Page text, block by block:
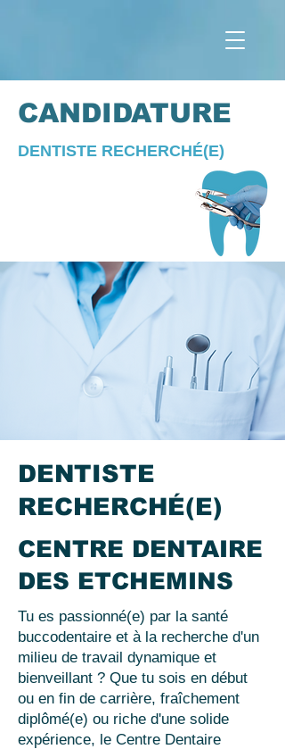
CANDIDATURE
DENTISTE RECHERCHÉ(E)
DENTISTE
RECHERCHÉ(E)
CENTRE DENTAIRE
DES ETCHEMINS
Tu es passionné(e) par la santé
buccodentaire et à la recherche d'un
milieu de travail dynamique et
bienveillant ? Que tu sois en début
ou en fin de carrière, fraîchement
diplômé(e) ou riche d'une solide
expérience, le Centre Dentaire